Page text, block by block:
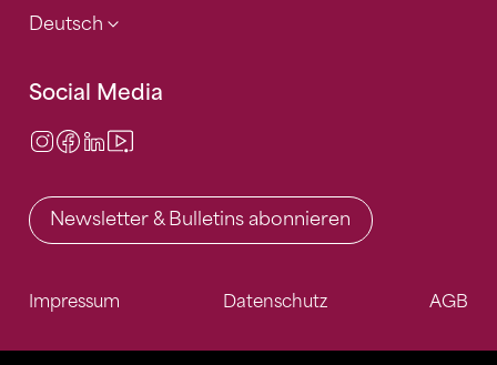
Deutsch
Social Media
Instagram
Facebook
LinkedIn
Newsletter & Bulletins abonnieren
Impressum Datenschutz AGB